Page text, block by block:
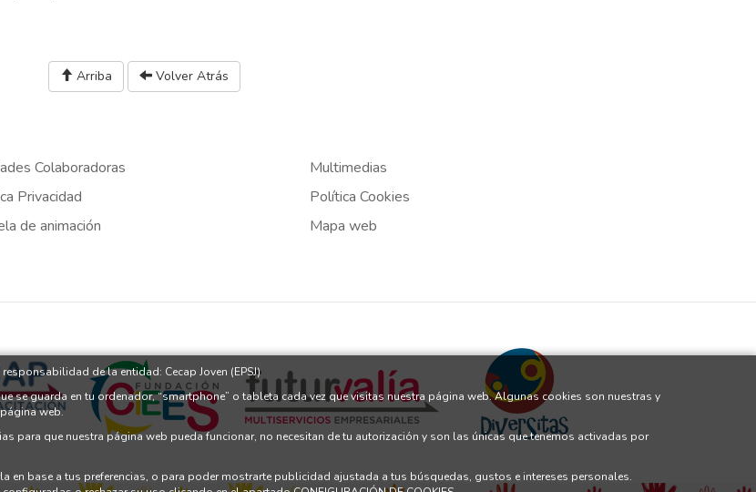
Arriba Volver Atrás
Colaboradoras
Multimedias
Privacidad
Política Cookies
de animación Mapa web
de la entidad: Cecap Joven (EPSJ)
se guarda en tu ordenador, “smartphone” o tableta cada vez que visitas nuestra página web. Algunas cookies son nuestras y
web.
para que nuestra página web pueda funcionar, no necesitan de tu autorización y son las únicas que tenemos activadas por
en base a tus preferencias, o para poder mostrarte publicidad ajustada a tus búsquedas, gustos e intereses personales.